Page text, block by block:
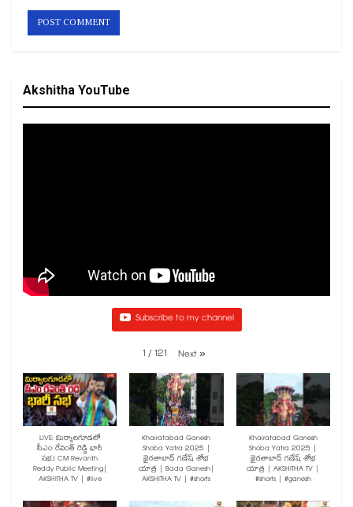
Akshitha YouTube
Subscribe to my channel
1 /121 Next»
LIVE: మిర్యాలగూడలో
సీఎం రేవంత్ రెడ్డి భారీ
సభ.! CM Revanth
Reddy Public Meeting|
AKSHITHA TV | #live
Khairatabad Ganesh
Shoba Yatra 2025 |
ఖైరతాబాద్ గణేష్ శోభ
యాత్ర | Bada Ganesh|
AKSHITHA TV | #shorts
Khairatabad Ganesh
Shoba Yatra 2025 |
ఖైరతాబాద్ గణేష్ శోభ
యాత్ర | AKSHITHA TV |
#shorts | #ganesh